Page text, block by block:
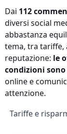
Dai 112
diversi social
abbastanza
tema, tra tariffe,
reputazione: le
condizioni
online e
attenzione.
Tariffe e